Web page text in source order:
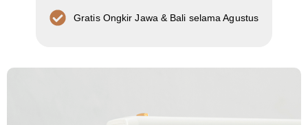
Gratis Ongkir Jawa & Bali selama Agustus